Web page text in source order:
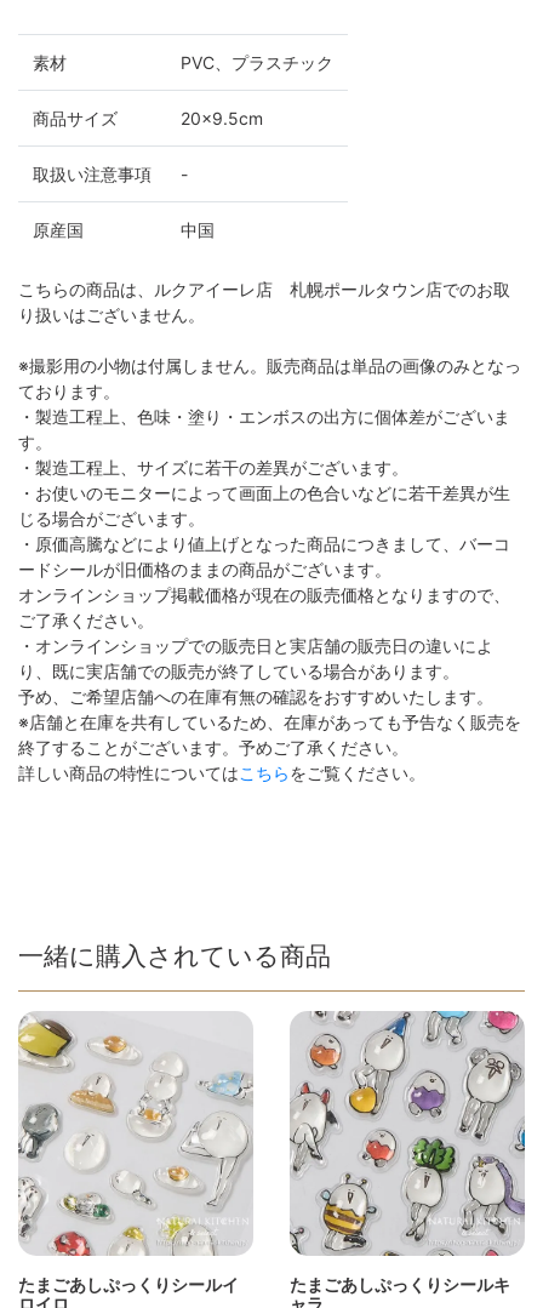
素材 PVC、プラスチック
商品サイズ 20×9.5cm
取扱い注意事項 -
原産国 中国
こちらの商品は、ルクアイーレ店 札幌ポールタウン店でのお取
り扱いはございません。
※撮影用の小物は付属しません。販売商品は単品の画像のみとなっ
ております。
・製造工程上、色味・塗り・エンボスの出方に個体差がございま
す。
・製造工程上、サイズに若干の差異がございます。
・お使いのモニターによって画面上の色合いなどに若干差異が生
じる場合がございます。
・原価高騰などにより値上げとなった商品につきまして、バーコ
ードシールが旧価格のままの商品がございます。
オンラインショップ掲載価格が現在の販売価格となりますので、
ご了承ください。
・オンラインショップでの販売日と実店舗の販売日の違いによ
り、既に実店舗での販売が終了している場合があります。
予め、ご希望店舗への在庫有無の確認をおすすめいたします。
※店舗と在庫を共有しているため、在庫があっても予告なく販売を
終了することがございます。予めご了承ください。
詳しい商品の特性についてはこちらをご覧ください。
一緒に購入されている商品
たまごあしぷっくりシールイ
たまごあしぷっくりシールキ